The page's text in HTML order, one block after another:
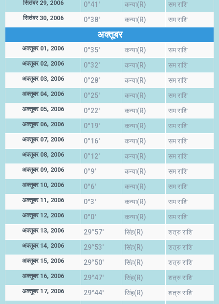
सितंबर 29, 2006 0°41' कन्या(R) सम राशि
सितंबर 30, 2006 0°38' कन्या(R) सम राशि
अक्तूबर
अक्तूबर 01, 2006 0°35' कन्या(R) सम राशि
अक्तूबर 02, 2006 0°32' कन्या(R) सम राशि
अक्तूबर 03, 2006 0°28' कन्या(R) सम राशि
अक्तूबर 04, 2006 0°25' कन्या(R) सम राशि
अक्तूबर 05, 2006 0°22' कन्या(R) सम राशि
अक्तूबर 06, 2006 0°19' कन्या(R) सम राशि
अक्तूबर 07, 2006 0°16' कन्या(R) सम राशि
अक्तूबर 08, 2006 0°12' कन्या(R) सम राशि
अक्तूबर 09, 2006 0°9' कन्या(R) सम राशि
अक्तूबर 10, 2006 0°6' कन्या(R) सम राशि
अक्तूबर 11, 2006 0°3' कन्या(R) सम राशि
अक्तूबर 12, 2006 0°0' कन्या(R) सम राशि
अक्तूबर 13, 2006 29°57' सिंह(R) शत्रु राशि
अक्तूबर 14, 2006 29°53' सिंह(R) शत्रु राशि
अक्तूबर 15, 2006 29°50' सिंह(R) शत्रु राशि
अक्तूबर 16, 2006 29°47' सिंह(R) शत्रु राशि
अक्तूबर 17, 2006 29°44' सिंह(R) शत्रु राशि